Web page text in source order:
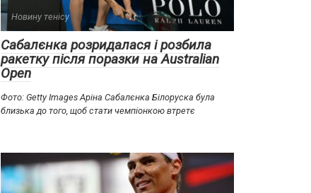
Новину тенісу
Сабалєнка розридалася і розбила
ракетку після поразки на Australian
Open
Фото: Getty Images Аріна Сабалєнка Білоруска була
близька до того, щоб стати чемпіонкою втретє